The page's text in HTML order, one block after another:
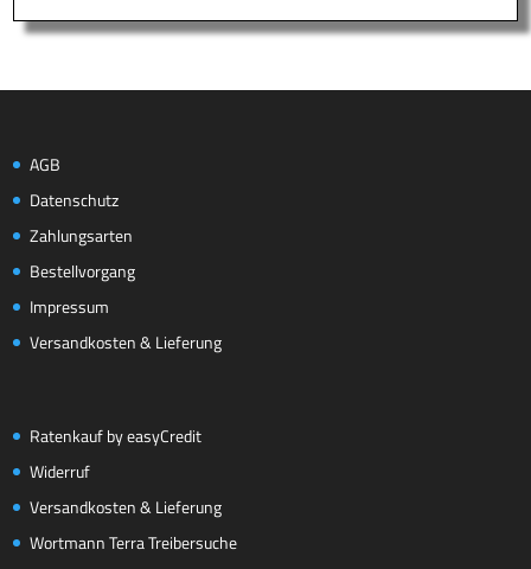
AGB
Datenschutz
Zahlungsarten
Bestellvorgang
Impressum
Versandkosten & Lieferung
Ratenkauf by easyCredit
Widerruf
Versandkosten & Lieferung
Wortmann Terra Treibersuche